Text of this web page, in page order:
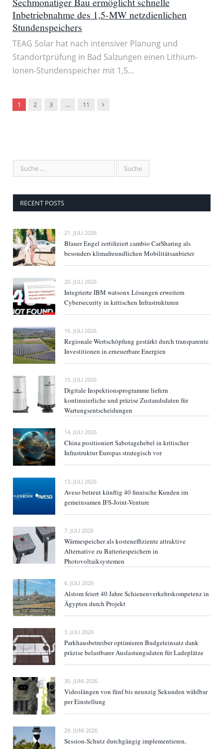
Inbetriebnahme des 1,5-MW netzdienlichen
Stundenspeichers
TEAG Solar hat nach intensiver Planung und
Standortprüfung in Bad Salzungen einen Lithium-
Ionen-Stundenspeicher mit 1,5…
1 2 3 … 11 Nachfolger
RECENT POSTS
21. JULI 2026
Blauer Engel zertifiziert cambio CarSharing als
besonders klimafreundlichen Mobilitätsanbieter
20. JULI 2026
Integrierte IBM watsonx Lösungen erweitern
Cybersecurity in kritischen Infrastrukturen
16. JULI 2026
Regionale Wertschöpfung gestärkt durch transparente
Investitionen in erneuerbare Energien
15. JULI 2026
Digitale Inspektionsprogramme liefern
kontinuierliche und präzise Zustandsdaten für
Wartungsentscheidungen
14. JULI 2026
China positioniert Sabotagehebel in kritischer
Infrastruktur Europas strategisch vor
13. JULI 2026
Aveso betreut künftig 40 finnische Kunden im
gemeinsamen IFS-Joint-Venture
7. JULI 2026
Wärmespeicher als kosteneffiziente attraktive
Alternative zu Batteriespeichern in
Photovoltaiksystemen
6. JULI 2026
Alstom feiert 40 Jahre Schienenverkehrskompetenz in
Ägypten durch Projekt
3. JULI 2026
Parkhausbetreiber optimieren Budgeteinsatz dank
präzise belastbarer Auslastungsdaten für Ladeplätze
30. JUNI 2026
Videolängen von fünf bis neunzig Sekunden wählbar
per Einstellung
29. JUNI 2026
Session-Schutz durchgängig implementieren,